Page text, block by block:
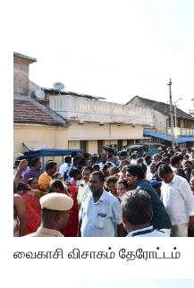
வைகாசி விசாகம் தேரோட்டம்